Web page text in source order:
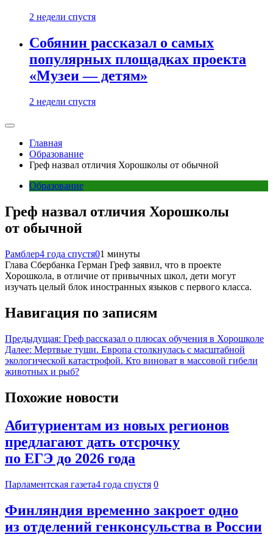
2 недели спустя
Собянин рассказал о самых
популярных площадках проекта
«Музеи — детям»
2 недели спустя
Главная
Образование
Греф назвал отличия Хорошколы от обычной
Образование
Греф назвал отличия Хорошколы
от обычной
Рамблер4 года спустя01 минуты
Глава Сбербанка Герман Греф заявил, что в проекте
Хорошкола, в отличие от привычных школ, дети могут
изучать целый блок иностранных языков с первого класса.
Навигация по записям
Предыдущая: Греф рассказал о плюсах обучения в Хорошколе
Далее: Мертвые туши. Европа столкнулась с масштабной
экологической катастрофой. Кто виноват в массовой гибели
животных и рыб?
Похожие новости
Абитуриентам из новых регионов
предлагают дать отсрочку
по ЕГЭ до 2026 года
Парламентская газета4 года спустя 0
Финляндия временно закроет одно
из отделений генконсульства в России